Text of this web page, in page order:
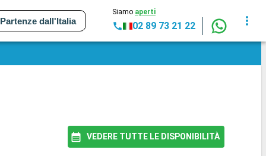
Partenze dall'Italia
Siamo aperti
02 89 73 21 22
VEDERE TUTTE LE DISPONIBILITÀ